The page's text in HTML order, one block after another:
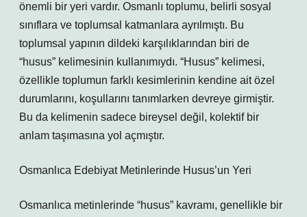
önemli bir yeri vardır. Osmanlı toplumu, belirli sosyal
sınıflara ve toplumsal katmanlara ayrılmıştı. Bu
toplumsal yapının dildeki karşılıklarından biri de
“husus” kelimesinin kullanımıydı. “Husus” kelimesi,
özellikle toplumun farklı kesimlerinin kendine ait özel
durumlarını, koşullarını tanımlarken devreye girmiştir.
Bu da kelimenin sadece bireysel değil, kolektif bir
anlam taşımasına yol açmıştır.
Osmanlıca Edebiyat Metinlerinde Husus’un Yeri
Osmanlıca metinlerinde “husus” kavramı, genellikle bir